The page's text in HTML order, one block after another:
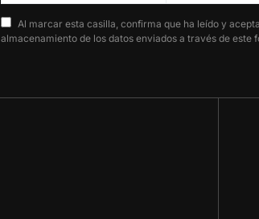
Al marcar esta casilla, confirma que ha leído y
almacenamiento de los datos enviados a través de este